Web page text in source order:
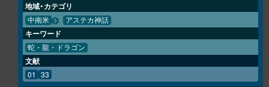
地域・カテゴリ
中南米 アステカ神話
キーワード
蛇・龍・ドラゴン
文献
01 33